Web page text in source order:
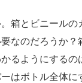
箱とビニールの
なのだろうか？
るようにするの
はボトル全体